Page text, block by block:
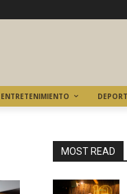
ENTRETENIMIENTO
MOST READ